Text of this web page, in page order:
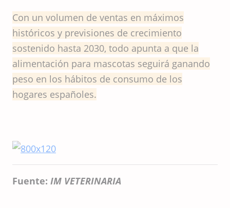
Con un volumen de ventas en máximos
históricos y previsiones de crecimiento
sostenido hasta 2030, todo apunta a que la
alimentación para mascotas seguirá ganando
peso en los hábitos de consumo de los
hogares españoles.
Fuente: IM VETERINARIA